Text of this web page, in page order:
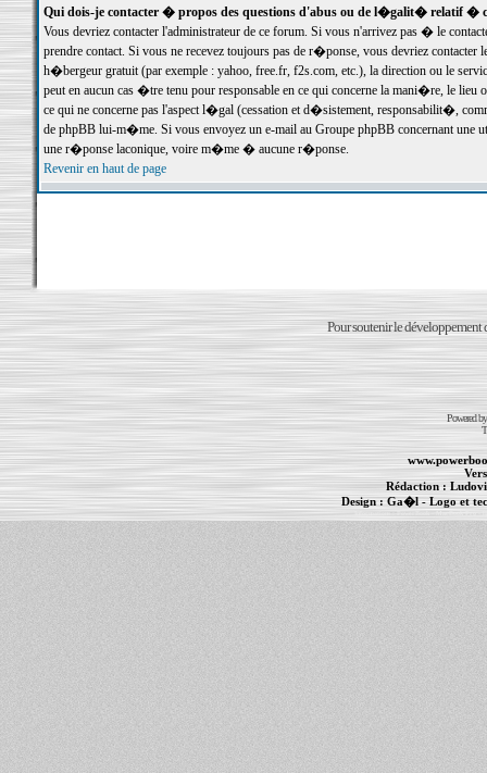
Qui dois-je contacter � propos des questions d'abus ou de l�galit� relatif �
Vous devriez contacter l'administrateur de ce forum. Si vous n'arrivez pas � le
prendre contact. Si vous ne recevez toujours pas de r�ponse, vous devriez
h�bergeur gratuit (par exemple : yahoo, free.fr, f2s.com, etc.), la direction ou le
peut en aucun cas �tre tenu pour responsable en ce qui concerne la mani�re, le
ce qui ne concerne pas l'aspect l�gal (cessation et d�sistement, responsabilit�,
de phpBB lui-m�me. Si vous envoyez un e-mail au Groupe phpBB concernant une
une r�ponse laconique, voire m�me � aucune r�ponse.
Revenir en haut de page
Pour soutenir le développement
Powered
Rédaction :
Design :Ga�l- Logo et
Informations :